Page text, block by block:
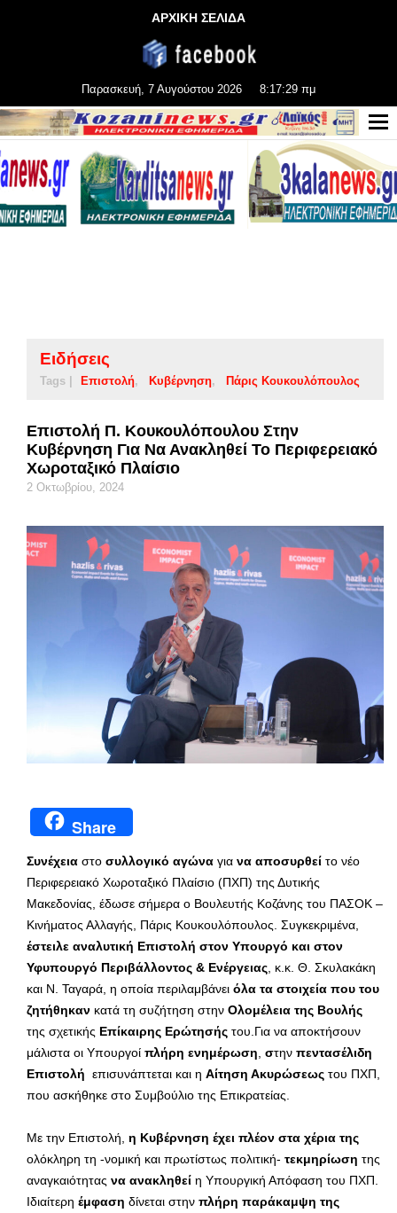
ΑΡΧΙΚΗ ΣΕΛΙΔΑ
Παρασκευή, 7 Αυγούστου 2026 8:17:30 πμ
Ειδήσεις
Tags | Επιστολή Κυβέρνηση Πάρις Κουκουλόπουλος
Επιστολή Π. Κουκουλόπουλου Στην
Κυβέρνηση Για Να Ανακληθεί Το Περιφερειακό
Χωροταξικό Πλαίσιο
2 Οκτωβρίου, 2024
Share
Συνέχεια στο συλλογικό αγώνα για να αποσυρθεί το νέο
Περιφερειακό Χωροταξικό Πλαίσιο (ΠΧΠ) της Δυτικής
Μακεδονίας, έδωσε σήμερα ο Βουλευτής Κοζάνης του ΠΑΣΟΚ –
Κινήματος Αλλαγής, Πάρις Κουκουλόπουλος. Συγκεκριμένα,
έστειλε αναλυτική Επιστολή στον Υπουργό και στον
Υφυπουργό Περιβάλλοντος & Ενέργειας , κ.κ. Θ. Σκυλακάκη
και Ν. Ταγαρά, η οποία περιλαμβάνει όλα τα στοιχεία που του
ζητήθηκαν κατά τη συζήτηση στην Ολομέλεια της Βουλής
της σχετικής Επίκαιρης Ερώτησής του.Για να αποκτήσουν
μάλιστα οι Υπουργοί πλήρη ενημέρωση στην πεντασέλιδη
Επιστολή επισυνάπτεται και η Αίτηση Ακυρώσεως του ΠΧΠ,
που ασκήθηκε στο Συμβούλιο της Επικρατείας.
Με την Επιστολή, η Κυβέρνηση έχει πλέον στα χέρια της
ολόκληρη τη -νομική και πρωτίστως πολιτική- τεκμηρίωση της
αναγκαιότητας να ανακληθεί η Υπουργική Απόφαση του ΠΧΠ.
Ιδιαίτερη έμφαση δίνεται στην πλήρη παράκαμψη της